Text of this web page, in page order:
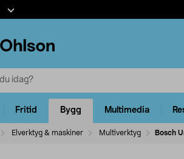
Fritid Bygg Multimedia
Elverktyg & maskiner Multiverktyg Bosch